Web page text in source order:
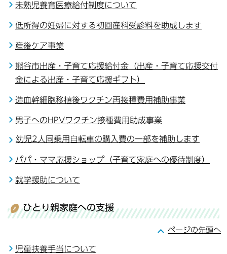
未熟児養育医療給付制度について
低所得の妊婦に対する初回産科受診料を助成します
産後ケア事業
熊谷市出産・子育て応援給付金（出産・子育て応援交付
金による出産・子育て応援ギフト）
造血幹細胞移植後ワクチン再接種費用補助事業
男子へのHPVワクチン接種費用助成事業
幼児2人同乗用自転車の購入費の一部を補助します
パパ・ママ応援ショップ（子育て家庭への優待制度）
就学援助について
ひとり親家庭への支援
ページの先頭へ
児童扶養手当について